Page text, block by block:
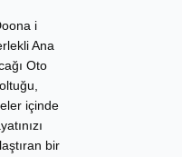
i
Ana
Oto
içinde
bir